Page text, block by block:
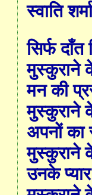
स्वाति
सिर्फ दाँत
मुस्कुराने
मन की
मुस्कुराने
अपनों का
मुस्कुराने
उनके